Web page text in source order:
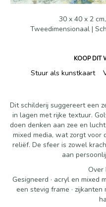
30 x 40 x 2
Tweedimensionaal |
KOOP DIT
Stuur als kunstkaart
Dit schilderij suggereert een
in lagen met rijke textuur.
doen denken aan zee en
mixed media, wat zorgt voor
reliëf. De sfeer is zowel
aan
Over
Gesigneerd · acryl en mixed
een stevig frame ·